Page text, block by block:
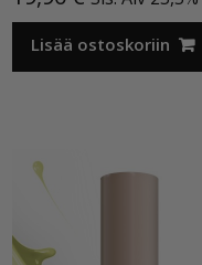
Lisää ostoskoriin